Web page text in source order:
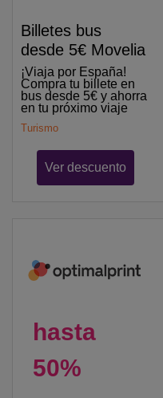
Billetes bus
desde 5€ Movelia
¡Viaja por España!
Compra tu billete en
bus desde 5€ y ahorra
en tu próximo viaje
Turismo
Ver descuento
hasta
50%